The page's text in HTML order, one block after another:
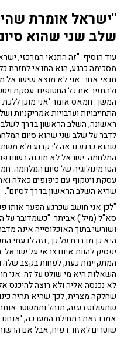
"ישראל אומרת
שלב שני שהוא
עוד הוסיף: "זה התנאי המרכזי,
מסכימה כרגע, הוא התנאי לחזרת
תנאי אחר. אני לא מוצא שישראל
ולהחזיר את כל החטופים. עסקת
המשך. חמאס אומר 'אני מוכן
התחייבויות וערבויות
ראשונה, השלב הראשון בדרך
לדבר על שלב שני שהוא סיום
שהוא כרגע נראה לי קבוע ולא
המלחמה. ישראל לא מוכנה בשום
הטרמינולוגיה של סיום המלחמה.
עסקת ויטקוף עם כיפופים כאלה
שהיא השלב הראשון בדרך לסיום".
"לכן אני חושב שכרגע הפער אותו
סא"ל (מיל') אביתר. "כשמדובר על
ושורשי בתוך האוכלוסייה אינה
היא כן מדברת על כך, וזה לדעתי
יפסיק להוות איום צבאי על
המתקיימת כעת, לפחות בקצב
השאלות היא מי שולט על זה.
לא נכנסה אליה ולא רוצה להיכנס
שחלקה מצרית, לכך שהיא תהיה
שתשלוט בעזה, תנהל ותמשטר
אמרו זאת בתחילת המערכה, 'אנחנו
שוטרים לאזור רפיח, אבל אם